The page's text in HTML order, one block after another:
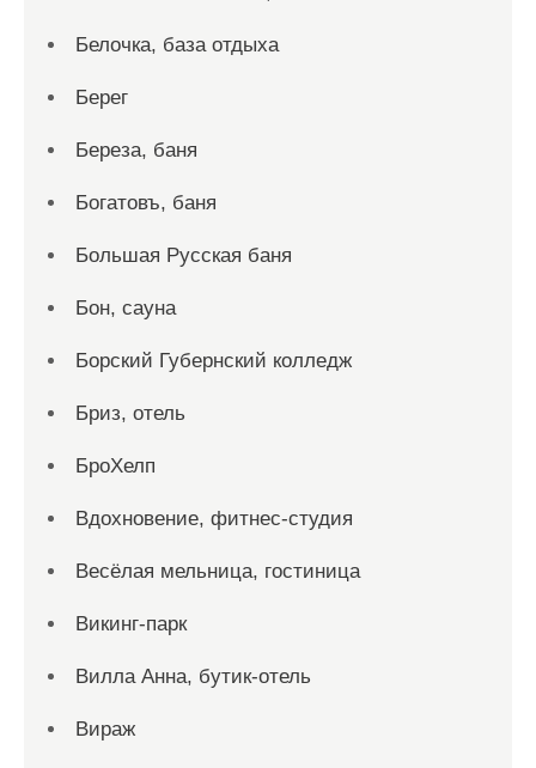
Белочка, база отдыха
Берег
Береза, баня
Богатовъ, баня
Большая Русская баня
Бон, сауна
Борский Губернский колледж
Бриз, отель
БроХелп
Вдохновение, фитнес-студия
Весёлая мельница, гостиница
Викинг-парк
Вилла Анна, бутик-отель
Вираж